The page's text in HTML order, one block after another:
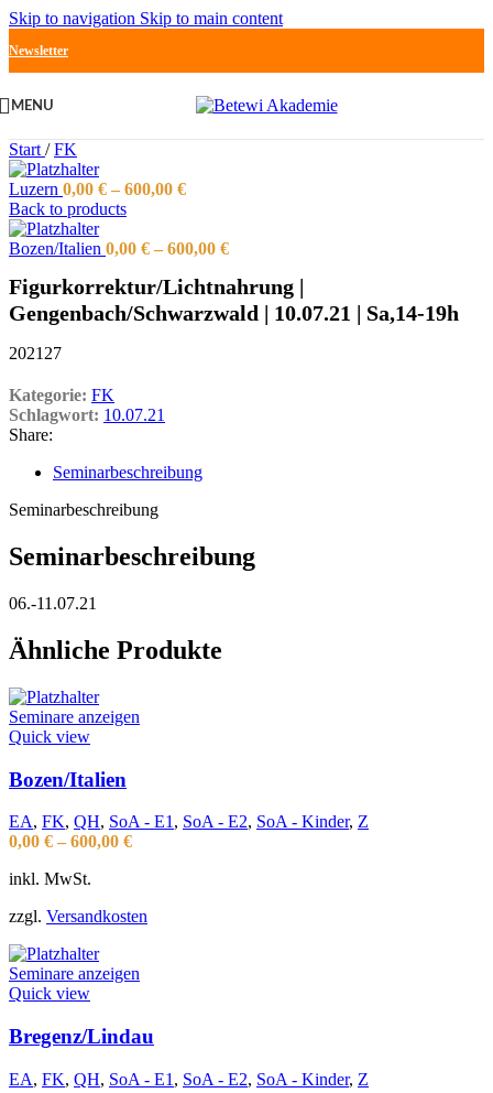
Skip to navigation Skip to main content
Newsletter
MENU
Start / FK
Luzern 0,00 € – 600,00 €
Back to products
Bozen/Italien 0,00 € – 600,00 €
Figurkorrektur/Lichtnahrung |
Gengenbach/Schwarzwald | 10.07.21 | Sa,14-19h
202127
Kategorie: FK
Schlagwort: 10.07.21
Share:
Seminarbeschreibung
Seminarbeschreibung
Seminarbeschreibung
06.-11.07.21
Ähnliche Produkte
Seminare anzeigen
Quick view
Bozen/Italien
EA, FK, QH, SoA - E1, SoA - E2, SoA - Kinder, Z
0,00 € – 600,00 €
inkl. MwSt.
zzgl. Versandkosten
Seminare anzeigen
Quick view
Bregenz/Lindau
EA, FK, QH, SoA - E1 , SoA - E2, SoA - Kinder, Z